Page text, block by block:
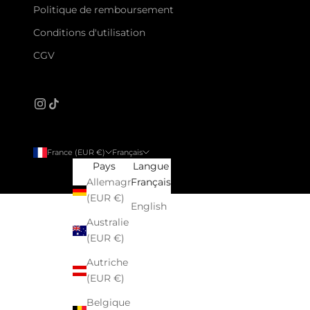
Politique de remboursement
Conditions d'utilisation
CGV
France (EUR €)
Pays
Allemagne
(EUR €)
Australie
(EUR €)
Autriche
(EUR €)
Belgique
Français
Langue
Français
English